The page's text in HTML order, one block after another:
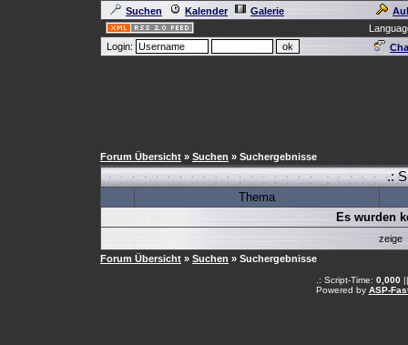
Suchen Kalender Galerie
Login:
Forum Übersicht » Suchen » Suchergebnisse
.:
Thema
Es wurden
zeige
Forum Übersicht » Suchen » Suchergebnisse
.: Script-Time: 0,000||
Powered by ASP-